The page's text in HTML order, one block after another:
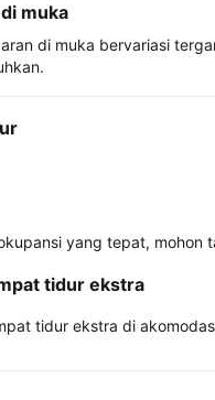
muka
di muka bervariasi
yang tepat,
tidur ekstra
tidur ekstra di